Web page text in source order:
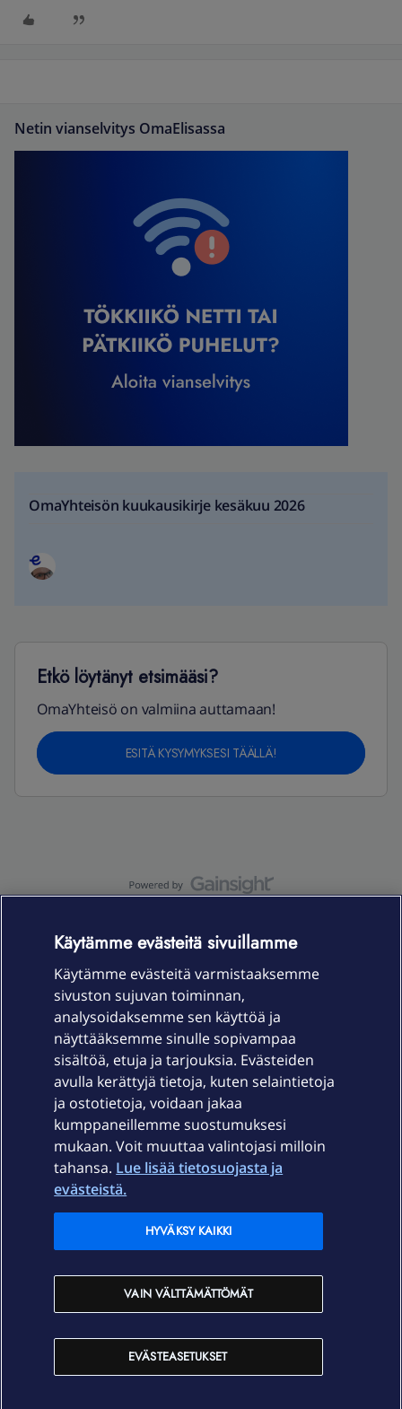
Netin vianselvitys OmaElisassa
OmaYhteisön kuukausikirje kesäkuu 2026
Etkö löytänyt etsimääsi?
OmaYhteisö on valmiina auttamaan!
ESITÄ KYSYMYKSESI TÄÄLLÄ!
Laitteet & liittymät
Palvelut
Ajankohtaista
Elisa Oyj
In English
Käytämme evästeitä sivuillamme
Käytämme evästeitä varmistaaksemme
sivuston sujuvan toiminnan,
analysoidaksemme sen käyttöä ja
näyttääksemme sinulle sopivampaa
sisältöä, etuja ja tarjouksia. Evästeiden
avulla kerättyjä tietoja, kuten selaintietoja
ja ostotietoja, voidaan jakaa
kumppaneillemme suostumuksesi
mukaan. Voit muuttaa valintojasi milloin
tahansa. Lue lisää tietosuojasta ja
evästeistä.
EVÄSTEASETUKSET
VAIN VÄLTTÄMÄTTÖMÄT
HYVÄKSY KAIKKI